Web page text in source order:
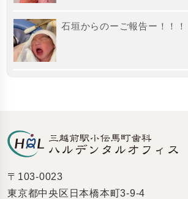
石垣からのーご報告ー！！！
〒103-0023
東京都中央区日本橋本町3-9-4